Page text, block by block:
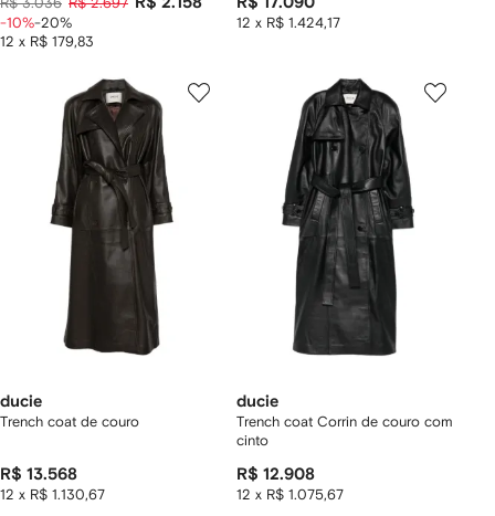
12 x R$ 179,83
-10%-20% 12 x R$ 1.424,17
ducie
Trench coat de couro
R$ 13.568
12 x R$ 1.130,67
ducie
Trench coat Corrin de couro com
cinto
R$ 12.908
12 x R$ 1.075,67